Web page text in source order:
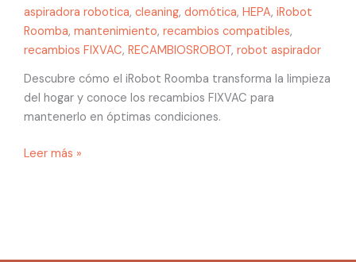
aspiradora robotica, cleaning, domótica, HEPA, iRobot
Roomba, mantenimiento, recambios compatibles,
recambios FIXVAC, RECAMBIOSROBOT, robot aspirador
Descubre cómo el iRobot Roomba transforma la limpieza
del hogar y conoce los recambios FIXVAC para
mantenerlo en óptimas condiciones.
Leer más »